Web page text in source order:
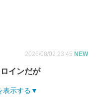
2026/08/02 23:45 NEW
インだが
表示する